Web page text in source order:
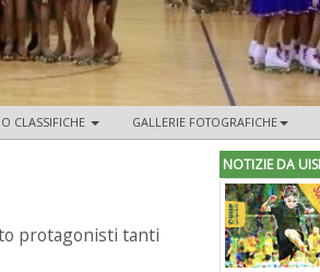
CLASSIFICHE GALLERIE FOTOGRAFICHE
protagonisti tanti
NOTIZIE DA